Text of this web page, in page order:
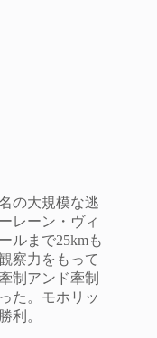
の大規模な逃
レーン・ヴィ
ルまで25kmも
察力をもって
制アンド牽制
た。モホリッ
利。